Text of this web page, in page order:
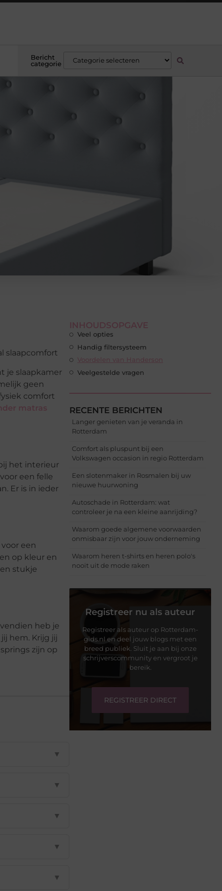
Bericht
categorie
je slaapkamer
geen
comfort
matras
het interieur
een felle
Er is in ieder
een
op kleur en
stukje
heb je
hem. Krijg jij
zijn op
▼
▼
▼
▼
▼
INHOUDSOPGAVE
Veel opties
Handig filtersysteem
Voordelen van Handerson
Veelgestelde vragen
RECENTE BERICHTEN
Langer genieten van je veranda in
Rotterdam
Comfort als pluspunt bij een
Volkswagen occasion in regio Rotterdam
Een slotenmaker in Rosmalen bij uw
nieuwe huurwoning
Autoschade in Rotterdam: wat
controleer je na een kleine aanrijding?
Waarom goede algemene voorwaarden
onmisbaar zijn voor jouw onderneming
Waarom heren t-shirts en heren polo's
nooit uit de mode raken
Registreer nu als auteur
Registreer als auteur op Rotterdam-
gids.nl en deel jouw blogs met een
breed publiek. Sluit je aan bij onze
schrijverscommunity en vergroot je
bereik.
REGISTREER DIRECT